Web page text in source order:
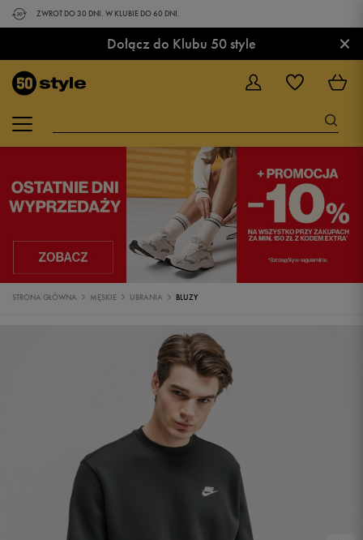
ZWROT DO 30 DNI. W KLUBIE DO 60 DNI.
Dołącz do Klubu 50 style ×
STRONA GŁÓWNA MĘSKIE UBRANIA BLUZY